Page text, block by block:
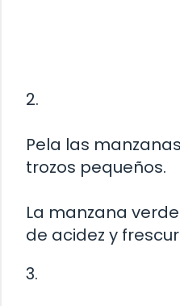
2.
Pela las
trozos pequeños.
La manzana
de acidez y
3.